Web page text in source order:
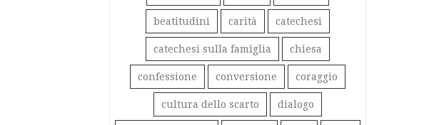
beatitudini carità catechesi
catechesi sulla famiglia chiesa
confessione conversione coraggio
cultura dello scarto dialogo